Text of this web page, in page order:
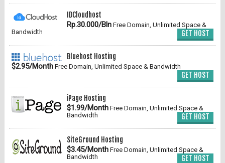
IDCloudhost
Rp.30.000/BlnFree Domain, Unlimited Space &
Bandwidth
GET HOST
Bluehost Hosting
$2.95/MonthFree Domain, Unlimited Space & Bandwidth
GET HOST
iPage Hosting
$1.99/MonthFree Domain, Unlimited Space &
Bandwidth
GET HOST
SiteGround Hosting
$3.45/MonthFree Domain, Unlimited Space &
Bandwidth
GET HOST